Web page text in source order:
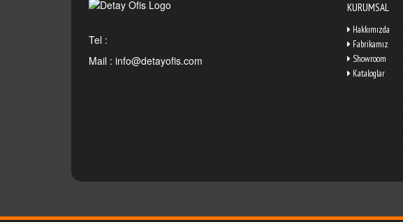
Tel :
Mail : info@detayofis.com
KURUMSAL
Hakkımızda
Fabrikamız
Showroom
Kataloglar